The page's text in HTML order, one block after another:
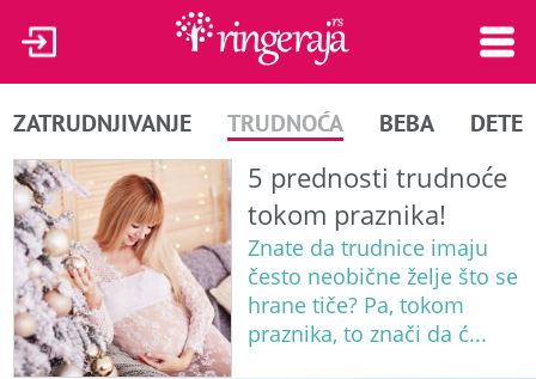
ZATRUDNJIVANJE TRUDNOĆA BEBA DETE
5 prednosti trudnoće
tokom praznika!
Znate da trudnice imaju
često neobične želje što se
hrane tiče? Pa, tokom
praznika, to znači da ć...